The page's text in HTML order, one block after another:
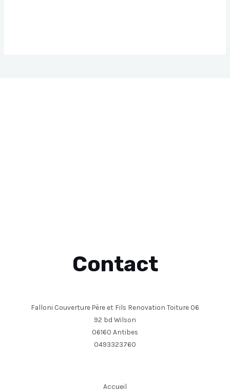
Contact
Falloni Couverture Père et Fils Renovation Toiture 06
92 bd Wilson
06160 Antibes
0493323760
Accueil